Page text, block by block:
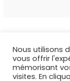
Nous utilisons
vous offrir
mémorisant
visites. En